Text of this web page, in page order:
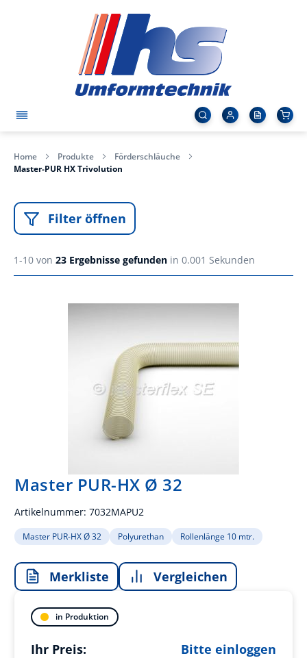
Home Produkte
Förderschläuche
Master-PUR HX Trivolution
Filter öffnen
1-10 von 23 Ergebnisse gefunden in 0.001 Sekunden
Master PUR-HX Ø 32
Artikelnummer: 7032MAPU2
Master PUR-HX Ø 32 Polyurethan Rollenlänge 10 mtr.
Merkliste Vergleichen
in Produktion
Ihr Preis: Bitte einloggen